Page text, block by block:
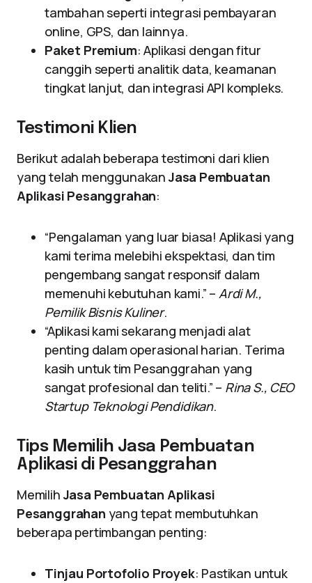
tambahan seperti integrasi pembayaran
online, GPS, dan lainnya.
Paket Premium: Aplikasi dengan fitur
canggih seperti analitik data, keamanan
tingkat lanjut, dan integrasi API kompleks.
Testimoni Klien
Berikut adalah beberapa testimoni dari klien
yang telah menggunakanJasa Pembuatan
Aplikasi Pesanggrahan:
“Pengalaman yang luar biasa! Aplikasi yang
kami terima melebihi ekspektasi, dan tim
pengembang sangat responsif dalam
memenuhi kebutuhan kami.” – Ardi M.,
Pemilik Bisnis Kuliner.
“Aplikasi kami sekarang menjadi alat
penting dalam operasional harian. Terima
kasih untuk tim Pesanggrahan yang
sangat profesional dan teliti.” – Rina S., CEO
Startup Teknologi Pendidikan.
Tips Memilih Jasa Pembuatan
Aplikasi di Pesanggrahan
MemilihJasa Pembuatan Aplikasi
Pesanggrahan yang tepat membutuhkan
beberapa pertimbangan penting:
Tinjau Portofolio Proyek: Pastikan untuk